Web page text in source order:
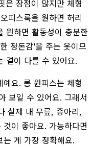
은 장점이 많지만 체형
피스룩을 원하면 허리
원하면 활동성이 충분한
정돈감’을 주는 옷이므
결이 다를 수 있어요.
요. 롱 원피스는 체형
보일 수 있어요. 그래서
실제 내 무릎, 종아리,
이 좋아요. 가능하다면
는 게 가장 정확해요.